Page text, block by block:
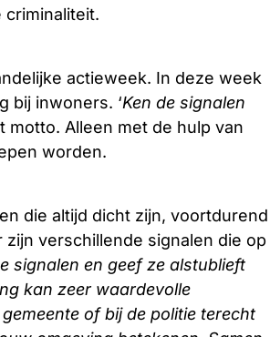
actieweek. In deze week
bij inwoners. ‘Ken de signalen
motto. Alleen met de hulp van
worden.
die altijd dicht zijn, voortdurend
verschillende signalen die op
signalen en geef ze alstublieft
kan zeer waardevolle
of bij de politie terecht